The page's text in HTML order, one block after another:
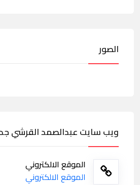
الصور
ويب سايت عبدالصمد القرشي
الموقع الالكتروني
الموقع الالكتروني